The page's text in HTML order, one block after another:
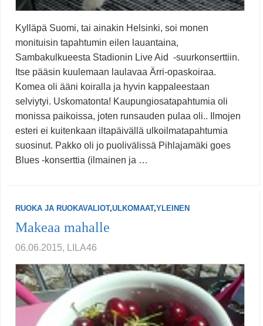
Kylläpä Suomi, tai ainakin Helsinki, soi monen
monituisin tapahtumin eilen lauantaina,
Sambakulkueesta Stadionin Live Aid -suurkonserttiin.
Itse pääsin kuulemaan laulavaa Ärri-opaskoiraa.
Komea oli ääni koiralla ja hyvin kappaleestaan
selviytyi. Uskomatonta! Kaupungiosatapahtumia oli
monissa paikoissa, joten runsauden pulaa oli.. Ilmojen
esteri ei kuitenkaan iltapäivällä ulkoilmatapahtumia
suosinut. Pakko oli jo puolivälissä Pihlajamäki goes
Blues -konserttia (ilmainen ja …
RUOKA JA RUOKAVALIOT,ULKOMAAT,YLEINEN
Makeaa mahalle
06.06.2015, LILA46